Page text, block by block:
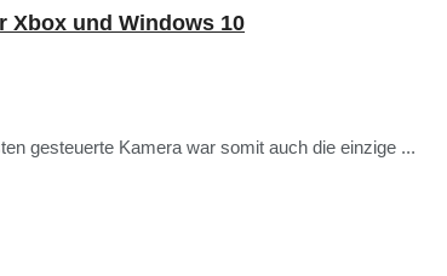
Xbox und Windows 10
gesteuerte Kamera war somit auch die einzige ...